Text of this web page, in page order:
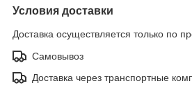
Условия доставки
Доставка осуществляется только по
Самовывоз
Доставка через транспортные